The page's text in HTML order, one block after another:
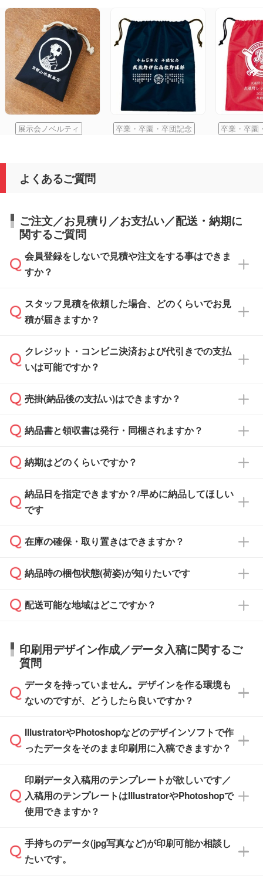
展示会ノベルティ 卒業・卒園・卒団記念 卒業・卒園
よくあるご質問
ご注文／お見積り／お支払い／配送・納期に
関するご質問
会員登録をしないで見積や注文をする事はできま
すか？
可能です。見積・注文フォームにて『ゲストの
まま進む』ボタンからお進みのうえ、ご依頼く
スタッフ見積を依頼した場合、どのくらいでお見
積が届きますか？
通常、翌営業日までにお送りしております。混
雑状況によっては、お時間をいただくこともご
依頼いただいた場合は、翌営業日以降のご連絡
クレジット・コンビニ決済および代引きでの支払
いは可能ですか？
銀行振込のみのご対応となります。
売掛(納品後の支払い)はできますか？
基本的には先入金をお願いしておりますが、自
どの場合は、月末締め翌月末払いに対応可能で
また、卒業・卒園記念品で対策委員会や個人様
校や幼稚園・保育園であれば、同様の条件でご
ご希望の際は担当スタッフまでお気軽にご相談
ください。
納品書と領収書は発行・同梱されますか？
納品書・領収書は ご依頼をいただいた場合の
ず、通常はPDFデータをメール添付でお送りし
ます。
たは注文フォームの『ご注文に関する備考欄』
納期はどのくらいですか？
・印刷する場合(500個程度)
ご入金、イメージ画像の校了から約2週間～2
ご入金確認後、1～2営業日で出荷いたしま
タッフまでお問い合わせください。
ル」に注文予定日をご入力いただくと、おおよ
その締切日や出荷目安をご確認いただけます。
品が決まりましたらお早めのご発注をお願いい
たします。
※土日祝日を除く営業日換算です。
※沖縄・離島は追加日数がかかります。
納品日を指定できますか？/早めに納品してほしい
です
ご希望の納期がある場合は、お問い合わせ・お
い。
応が可能かご案内いたします。
す。>>対象商品はこちら
※最短出荷日は商品によって異なります。各商
品ページにてご確認ください
在庫の確保・取り置きはできますか？
ご入金確認後に在庫を確保し、注文確定のご連
はできかねますので予めご了承ください。
納品時の梱包状態(荷姿)が知りたいです
商品によって異なります。各ページにある商品
す。(白箱、化粧箱、ブリスターパックなど)
【袋入り】 商品がひとつずつ袋に入っていま
す。(透明袋、デザイン袋など)
【個包装なし】 個包装がされていない状態で
※化粧箱から白箱への入れ替えや、オリジナル
箱の作成は原則承っておりません。
配送可能な地域はどこですか？
日本全国へお届けが可能です。なお、海外への
直接納品は行っておりませんので予めご了承く
ださい。
印刷用デザイン作成／データ入稿に関するご
質問
データを持っていません。デザインを作る環境も
ないのですが、どうしたら良いですか？
無料の「デザインシミュレーター」を使えば、
PCやスマホから簡単にデザインを作成できま
ザインソフトがなくても安心です。
また、「データ作成サービス
せいただければ、弊社にて無料でデザインデー
タを1点作成いたします。
IllustratorやPhotoshopなどのデザインソフトで作
ったデータをそのまま印刷用に入稿できますか？
IllustratorやPhotoshop、CLIP STUDIOなどのデ
ザインソフトでこだわりのデザインを作成した
い方は、完全データ入稿
積・ご注文フォームにアップロードしてご入稿
ください。
印刷データ入稿用のテンプレートが欲しいです／
入稿用のテンプレートはIllustratorやPhotoshopで
使用できますか？
一部商品は入稿用テンプレートのご用意があり
ます。各商品ページの『印刷方法・テンプレー
手持ちのデータ(jpg写真など)が印刷可能か相談し
たいです。